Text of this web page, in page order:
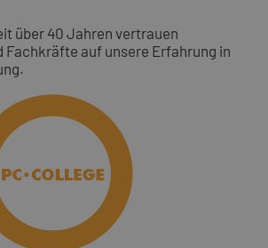
über 40 Jahren vertrauen
Fachkräfte auf unsere Erfahrung in